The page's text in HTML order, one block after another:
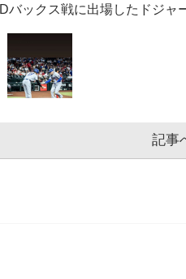
Dバックス戦に出場したドジャ
記事